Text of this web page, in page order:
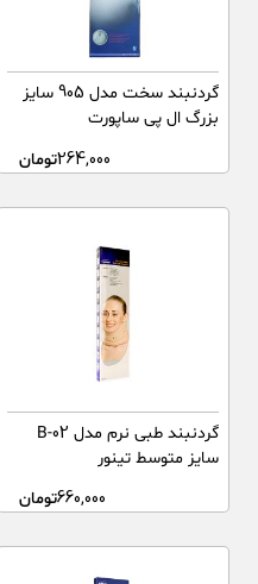
گردنبند سخت مدل 905 سایز
بزرگ ال پی ساپورت
264,000تومان
گردنبند طبی نرم مدل B-02
سایز متوسط تینور
660,000تومان